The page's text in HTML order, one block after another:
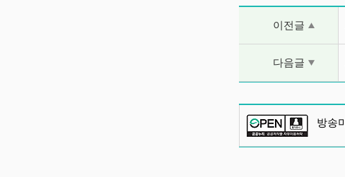
이전글
다음글
방송